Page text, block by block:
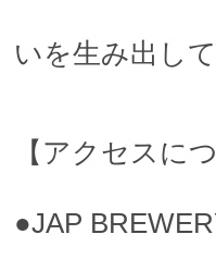
いを生み出して
【アクセスに
●JAP